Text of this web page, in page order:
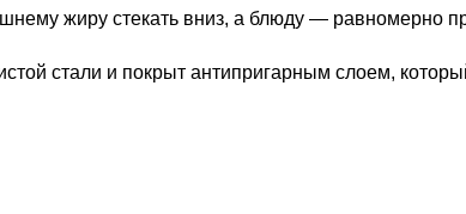
жиру стекать вниз, а блюду — равномерно
стали и покрыт антипригарным слоем,